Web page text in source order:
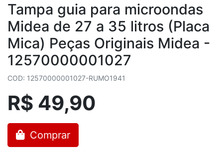
Tampa guia para microondas
Midea de 27 a 35 litros (Placa
Mica) Peças Originais Midea -
12570000001027
COD: 12570000001027-RUMO1941
R$ 49,90
Comprar